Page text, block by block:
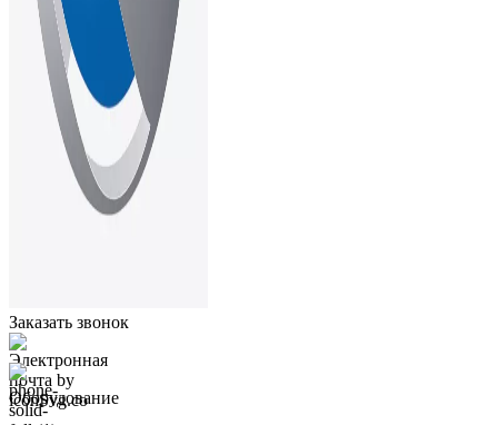
Заказать звонок
Оборудование